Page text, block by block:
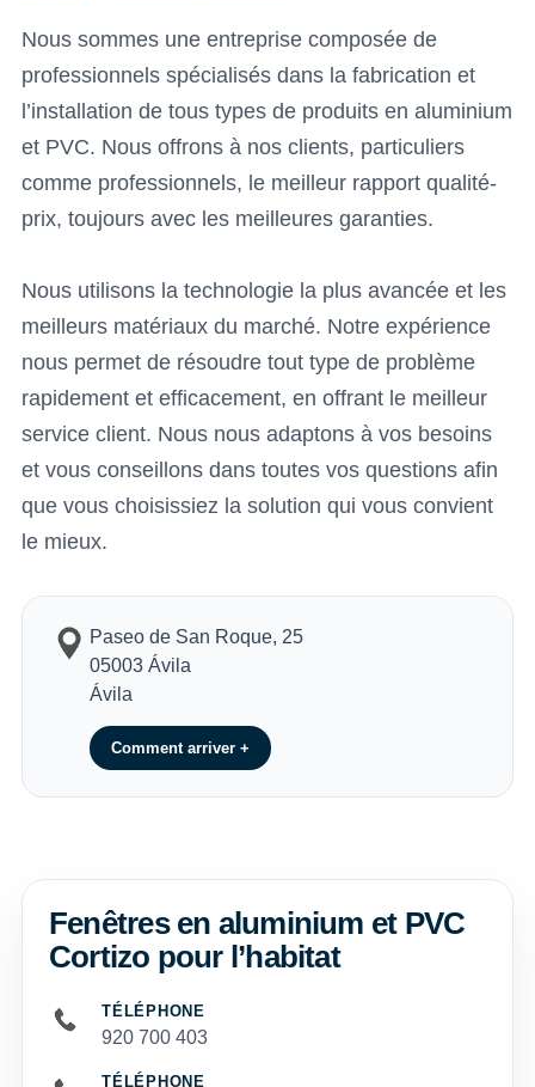
Nous sommes une entreprise composée de
professionnels spécialisés dans la fabrication et
l’installation de tous types de produits en aluminium
et PVC. Nous offrons à nos clients, particuliers
comme professionnels, le meilleur rapport qualité-
prix, toujours avec les meilleures garanties.
Nous utilisons la technologie la plus avancée et les
meilleurs matériaux du marché. Notre expérience
nous permet de résoudre tout type de problème
rapidement et efficacement, en offrant le meilleur
service client. Nous nous adaptons à vos besoins
et vous conseillons dans toutes vos questions afin
que vous choisissiez la solution qui vous convient
le mieux.
Paseo de San Roque, 25
05003 Ávila
Ávila
Comment arriver +
Fenêtres en aluminium et PVC
Cortizo pour l’habitat
TÉLÉPHONE
920 700 403
TÉLÉPHONE